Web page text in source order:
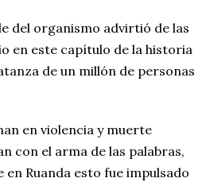
del organismo advirtió de las
en este capítulo de la historia
de un millón de personas
en violencia y muerte
con el arma de las palabras,
Ruanda esto fue impulsado